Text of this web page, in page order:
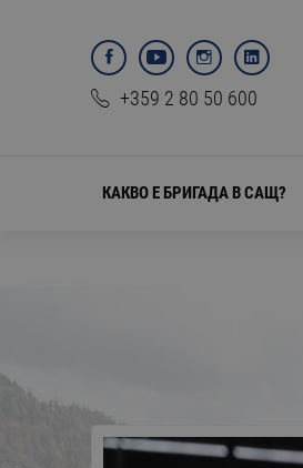
+359 2 80 50 600
КАКВО Е БРИГАДА В САЩ?